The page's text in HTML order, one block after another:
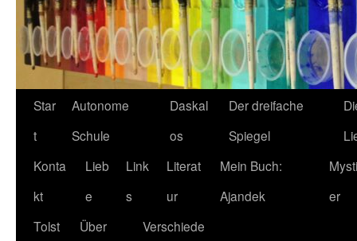
Star
t
Autonome
Schule
Daskal
os
Der dreifache
Spiegel
Konta
kt
Lieb
e
Link
s
Literat
ur
Mein Buch:
Ajandek
er
Tolst
Über
Verschiede